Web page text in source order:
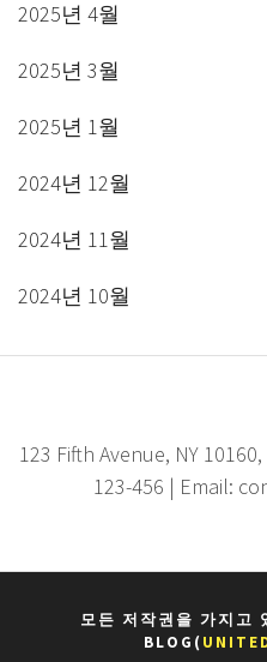
2025년 4월
2025년 3월
2025년 1월
2024년 12월
2024년 11월
2024년 10월
123 Fifth Avenue, NY
123-456 | Email:
모든 저작권을 가지고
BLOG(